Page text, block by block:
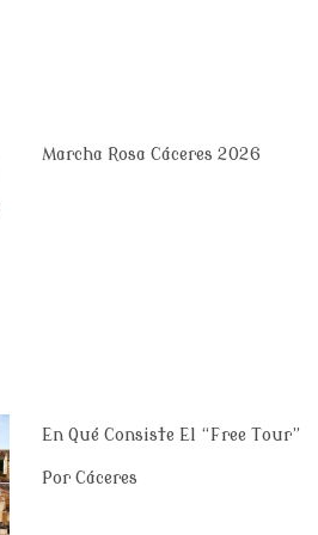
Marcha Rosa Cáceres 2026
En Qué Consiste El “Free Tour”
Por Cáceres